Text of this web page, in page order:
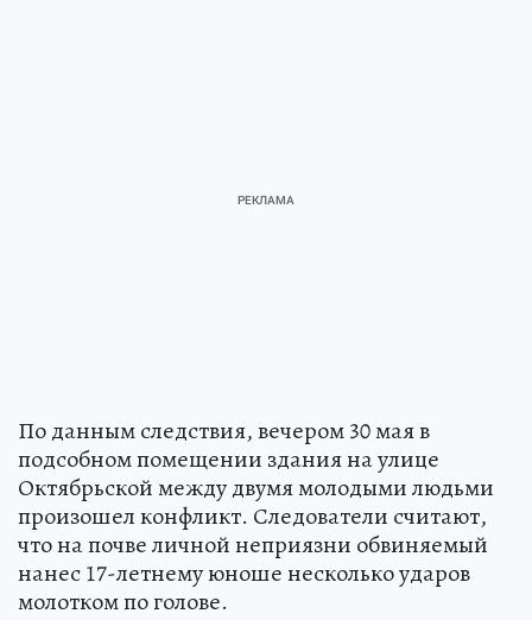
По данным следствия, вечером 30 мая в
подсобном помещении здания на улице
Октябрьской между двумя молодыми людьми
произошел конфликт. Следователи считают,
что на почве личной неприязни обвиняемый
нанес 17-летнему юноше несколько ударов
молотком по голове.